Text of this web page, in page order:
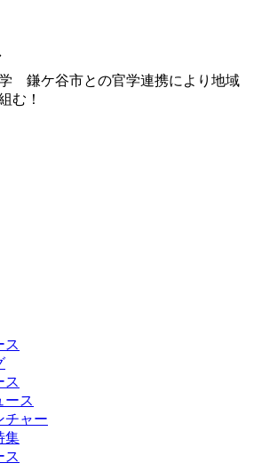
鎌ケ谷市との官学連携により地域
む！
ス
ス
ース
チャー
集
ス